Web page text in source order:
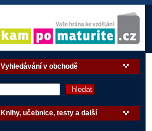
Vyhledávání v obchodě
Knihy, učebnice, testy a další